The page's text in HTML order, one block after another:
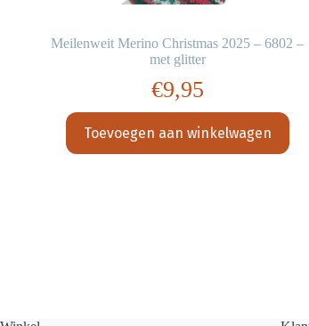
Meilenweit Merino Christmas 2025 – 6802 –
met glitter
€9,95
Toevoegen aan winkelwagen